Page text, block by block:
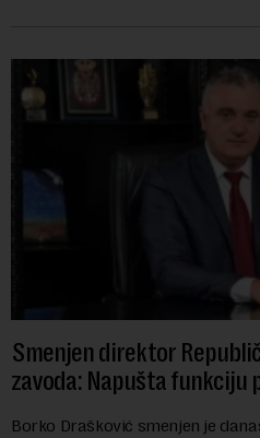
Smenjen direktor
zavoda: Napušta funkciju
Borko Drašković smenjen je